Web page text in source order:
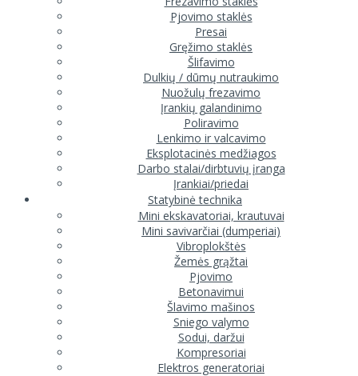
Pjovimo staklės
Presai
Gręžimo staklės
Šlifavimo
Dulkių / dūmų nutraukimo
Nuožulų frezavimo
Įrankių galandinimo
Poliravimo
Lenkimo ir valcavimo
Eksplotacinės medžiagos
Darbo stalai/dirbtuvių įranga
Įrankiai/priedai
Statybinė technika
Mini ekskavatoriai, krautuvai
Mini savivarčiai (dumperiai)
Vibroplokštės
Žemės grąžtai
Pjovimo
Betonavimui
Šlavimo mašinos
Sniego valymo
Sodui, daržui
Kompresoriai
Elektros generatoriai